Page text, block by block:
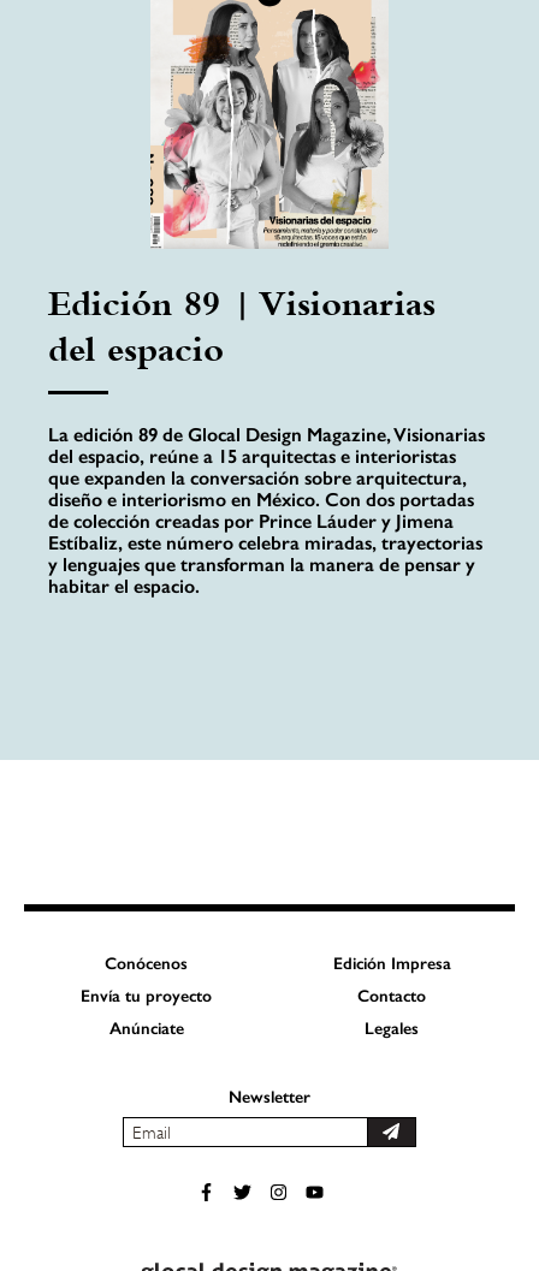
Edición 89 | Visionarias
del espacio
La edición 89 de Glocal Design Magazine, Visionarias
del espacio, reúne a 15 arquitectas e interioristas
que expanden la conversación sobre arquitectura,
diseño e interiorismo en México. Con dos portadas
de colección creadas por Prince Láuder y Jimena
Estíbaliz, este número celebra miradas, trayectorias
y lenguajes que transforman la manera de pensar y
habitar el espacio.
Conócenos
Edición Impresa
Envía tu proyecto
Contacto
Anúnciate
Legales
Newsletter